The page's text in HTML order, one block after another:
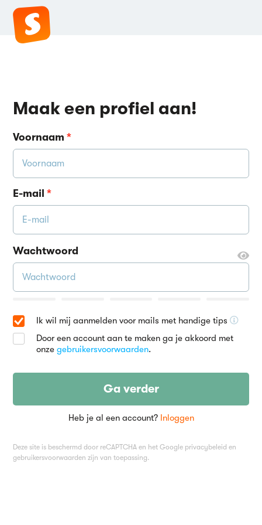
Maak een profiel aan!
Voornaam*
E-mail*
Wachtwoord
Ik wil mij aanmelden voor mails met handige tips
Door een account aan te maken ga je akkoord met
onzegebruikersvoorwaarden.
Deze site is beschermd door reCAPTCHA en het Google privacybeleid en
gebruikersvoorwaarden zijn van toepassing.
Ga verder
Heb je al een account? Inloggen